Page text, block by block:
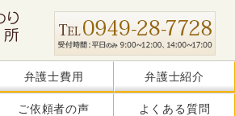
弁護士費用 弁護士紹介
ご依頼者の声 よくある質問